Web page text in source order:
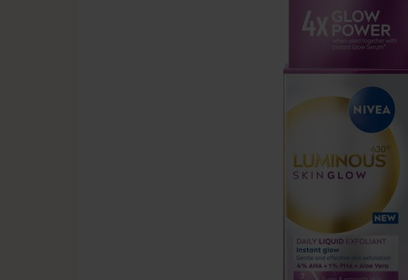
Lista: . Innehåller 1 objekt.